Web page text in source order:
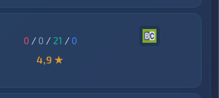
0 / 0 / 21 /0
4,9 ★